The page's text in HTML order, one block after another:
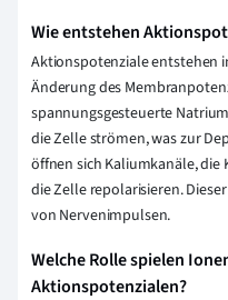
Wie entstehen
Aktionspotenziale entstehen
Änderung des
spannungsgesteuerte
die Zelle strömen, was zur
öffnen sich Kaliumkanäle,
die Zelle repolarisieren.
von Nervenimpulsen.
Welche Rolle spielen
Aktionspotenzialen?